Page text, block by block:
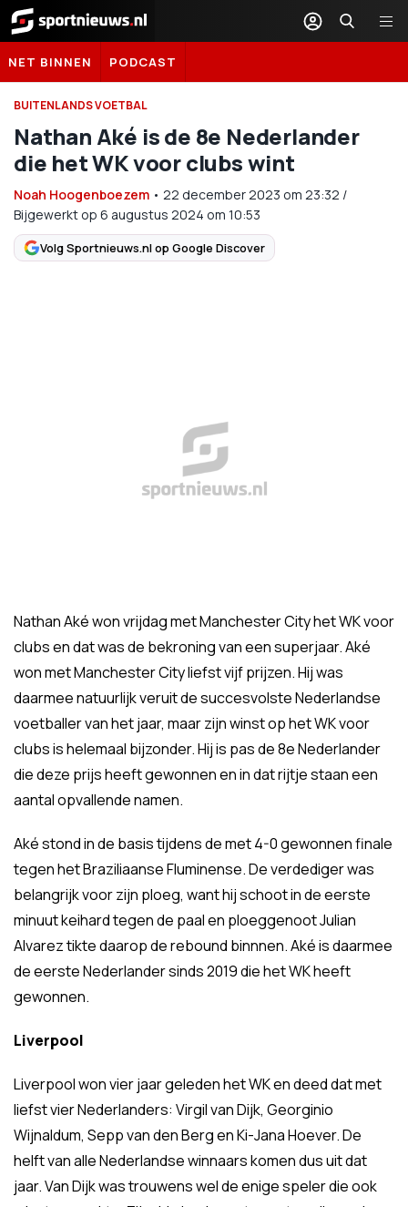
Sportnieuws.nl
NET BINNEN PODCAST
BUITENLANDS VOETBAL
Nathan Aké is de 8e Nederlander
die het WK voor clubs wint
Noah Hoogenboezem • 22 december 2023 om 23:32 /
Bijgewerkt op 6 augustus 2024 om 10:53
Volg Sportnieuws.nl op Google Discover
Nathan Aké won vrijdag met Manchester City het WK voor
clubs en dat was de bekroning van een superjaar. Aké
won met Manchester City liefst vijf prijzen. Hij was
daarmee natuurlijk veruit de succesvolste Nederlandse
voetballer van het jaar, maar zijn winst op het WK voor
clubs is helemaal bijzonder. Hij is pas de 8e Nederlander
die deze prijs heeft gewonnen en in dat rijtje staan een
aantal opvallende namen.
Aké stond in de basis tijdens de met 4-0 gewonnen finale
tegen het Braziliaanse Fluminense. De verdediger was
belangrijk voor zijn ploeg, want hij schoot in de eerste
minuut keihard tegen de paal en ploeggenoot Julian
Alvarez tikte daarop de rebound binnnen. Aké is daarmee
de eerste Nederlander sinds 2019 die het WK heeft
gewonnen.
Liverpool
Liverpool won vier jaar geleden het WK en deed dat met
liefst vier Nederlanders: Virgil van Dijk, Georginio
Wijnaldum, Sepp van den Berg en Ki-Jana Hoever. De
helft van alle Nederlandse winnaars komen dus uit dat
jaar. Van Dijk was trouwens wel de enige speler die ook